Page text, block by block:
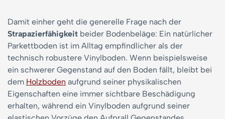
Damit einher geht die generelle Frage nach der
Strapazierfähigkeit beider Bodenbeläge: Ein natürlicher
Parkettboden ist im Alltag empfindlicher als der
technisch robustere Vinylboden. Wenn beispielsweise
ein schwerer Gegenstand auf den Boden fällt, bleibt bei
dem Holzboden aufgrund seiner physikalischen
Eigenschaften eine immer sichtbare Beschädigung
erhalten, während ein Vinylboden aufgrund seiner